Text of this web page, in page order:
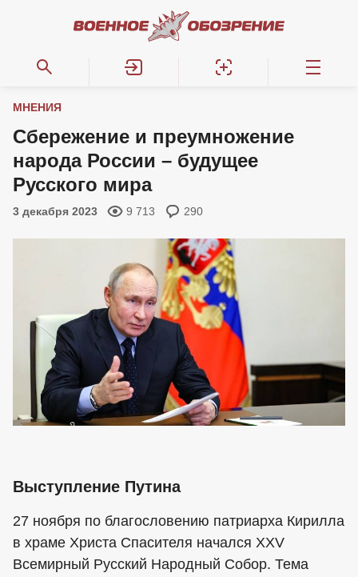
МНЕНИЯ
Сбережение и преумножение
народа России – будущее
Русского мира
3 декабря 2023 9 713 290
Выступление Путина
27 ноября по благословению патриарха Кирилла
в храме Христа Спасителя начался ХХV
Всемирный Русский Народный Собор. Тема